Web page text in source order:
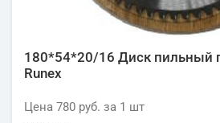
180*54*20/16 Диск пильный
Runex
Цена 780 руб. за 1 шт